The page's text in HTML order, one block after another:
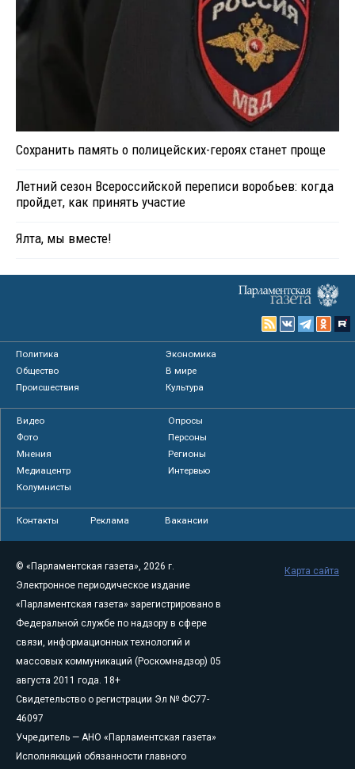
Сохранить память о полицейских-героях станет проще
Летний сезон Всероссийской переписи воробьев: когда
пройдет, как принять участие
Ялта, мы вместе!
Политика
Экономика
Общество
В мире
Происшествия
Культура
Видео
Опросы
Фото
Персоны
Мнения
Регионы
Медиацентр
Интервью
Колумнисты
Контакты Реклама Вакансии
© «Парламентская газета», 2026 г.
Электронное периодическое издание
«Парламентская газета» зарегистрировано в
Федеральной службе по надзору в сфере
связи, информационных технологий и
массовых коммуникаций (Роскомнадзор) 05
августа 2011 года. 18+
Свидетельство о регистрации Эл № ФС77-
46097
Учредитель — АНО «Парламентская газета»
Исполняющий обязанности главного
Карта сайта